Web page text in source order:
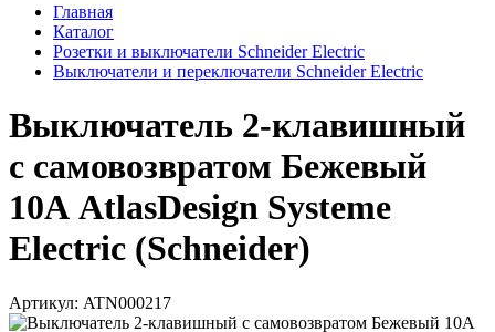
Главная
Каталог
Розетки и выключатели Schneider Electric
Выключатели и переключатели Schneider Electric
Выключатель 2-клавишный
с самовозвратом Бежевый
10А AtlasDesign Systeme
Electric (Schneider)
Артикул: ATN000217